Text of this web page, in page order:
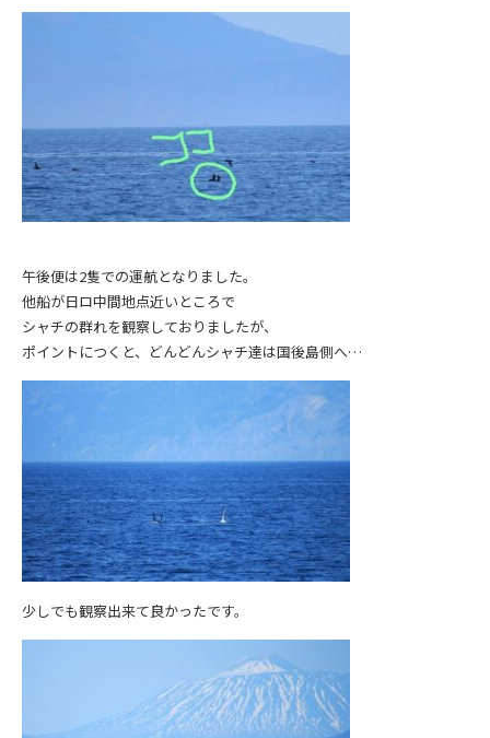
午後便は2隻での運航となりました。
他船が日ロ中間地点近いところで
シャチの群れを観察しておりましたが、
ポイントにつくと、どんどんシャチ達は国後島側へ…
少しでも観察出来て良かったです。